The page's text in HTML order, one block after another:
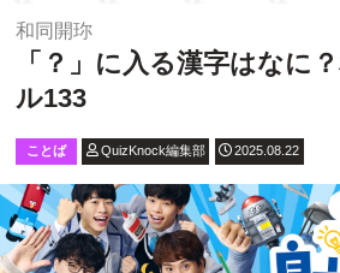
和同開珎
「？」に入る漢字はなに
ル133
ことば QuizKnock編集部 2025.08.22